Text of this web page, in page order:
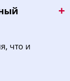
что и